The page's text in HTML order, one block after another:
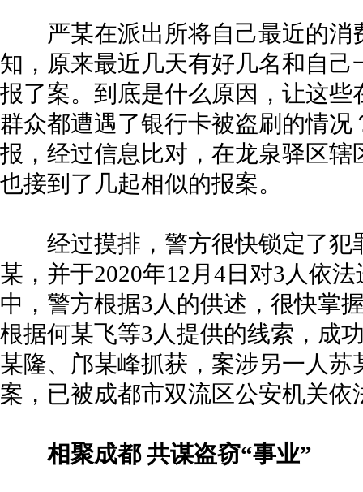
严某在派出所将自己最近的消
知，原来最近几天有好几名和自
报了案。到底是什么原因，让这
群众都遭遇了银行卡被盗刷的情
报，经过信息比对，在龙泉驿区
也接到了几起相似的报案。
经过摸排，警方很快锁定了犯
某，并于2020年12月4日对3人依
中，警方根据3人的供述，很快掌
根据何某飞等3人提供的线索，成
某隆、邝某峰抓获，案涉另一人苏
案，已被成都市双流区公安机关依
相聚成都 共谋盗窃“事业”